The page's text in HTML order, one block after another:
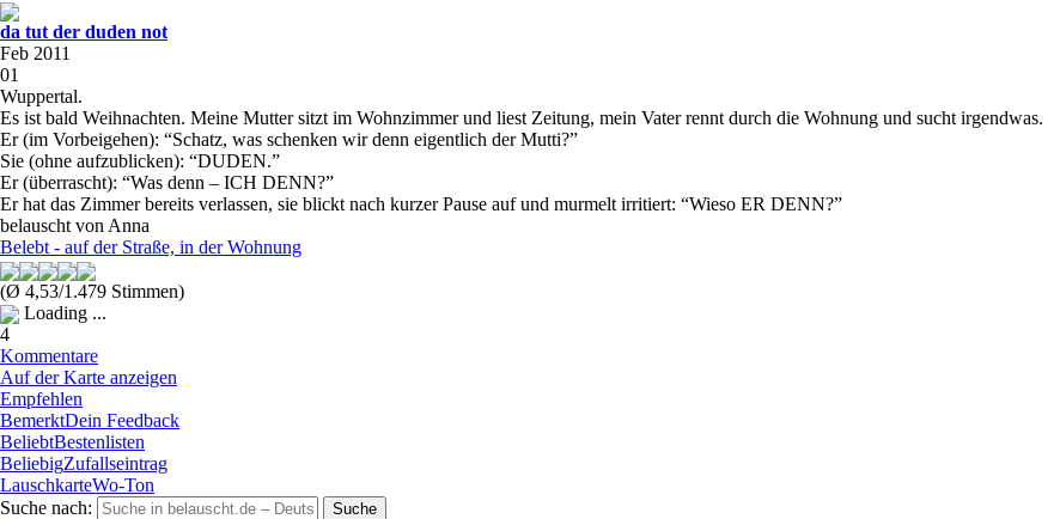
da tut der duden not
Feb 2011
01
Wuppertal.
Es ist bald Weihnachten. Meine Mutter sitzt im Wohnzimmer und liest Zeitung, mein Vater rennt durch die Wohnung und sucht irgendwas.
Er (im Vorbeigehen): “Schatz, was schenken wir denn eigentlich der Mutti?”
Sie (ohne aufzublicken): “DUDEN.”
Er (überrascht): “Was denn – ICH DENN?”
Er hat das Zimmer bereits verlassen, sie blickt nach kurzer Pause auf und murmelt irritiert: “Wieso ER DENN?”
belauscht von Anna
Belebt - auf der Straße, in der Wohnung
(Ø 4,53/1.479 Stimmen)
Loading ...
4
Kommentare
Auf der Karte anzeigen
Empfehlen
BemerktDein Feedback
BeliebtBestenlisten
BeliebigZufallseintrag
LauschkarteWo-Ton
Suche nach: